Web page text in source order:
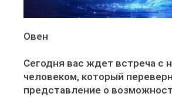
Овен
Сегодня вас ждет встреча с
человеком, который
представление о